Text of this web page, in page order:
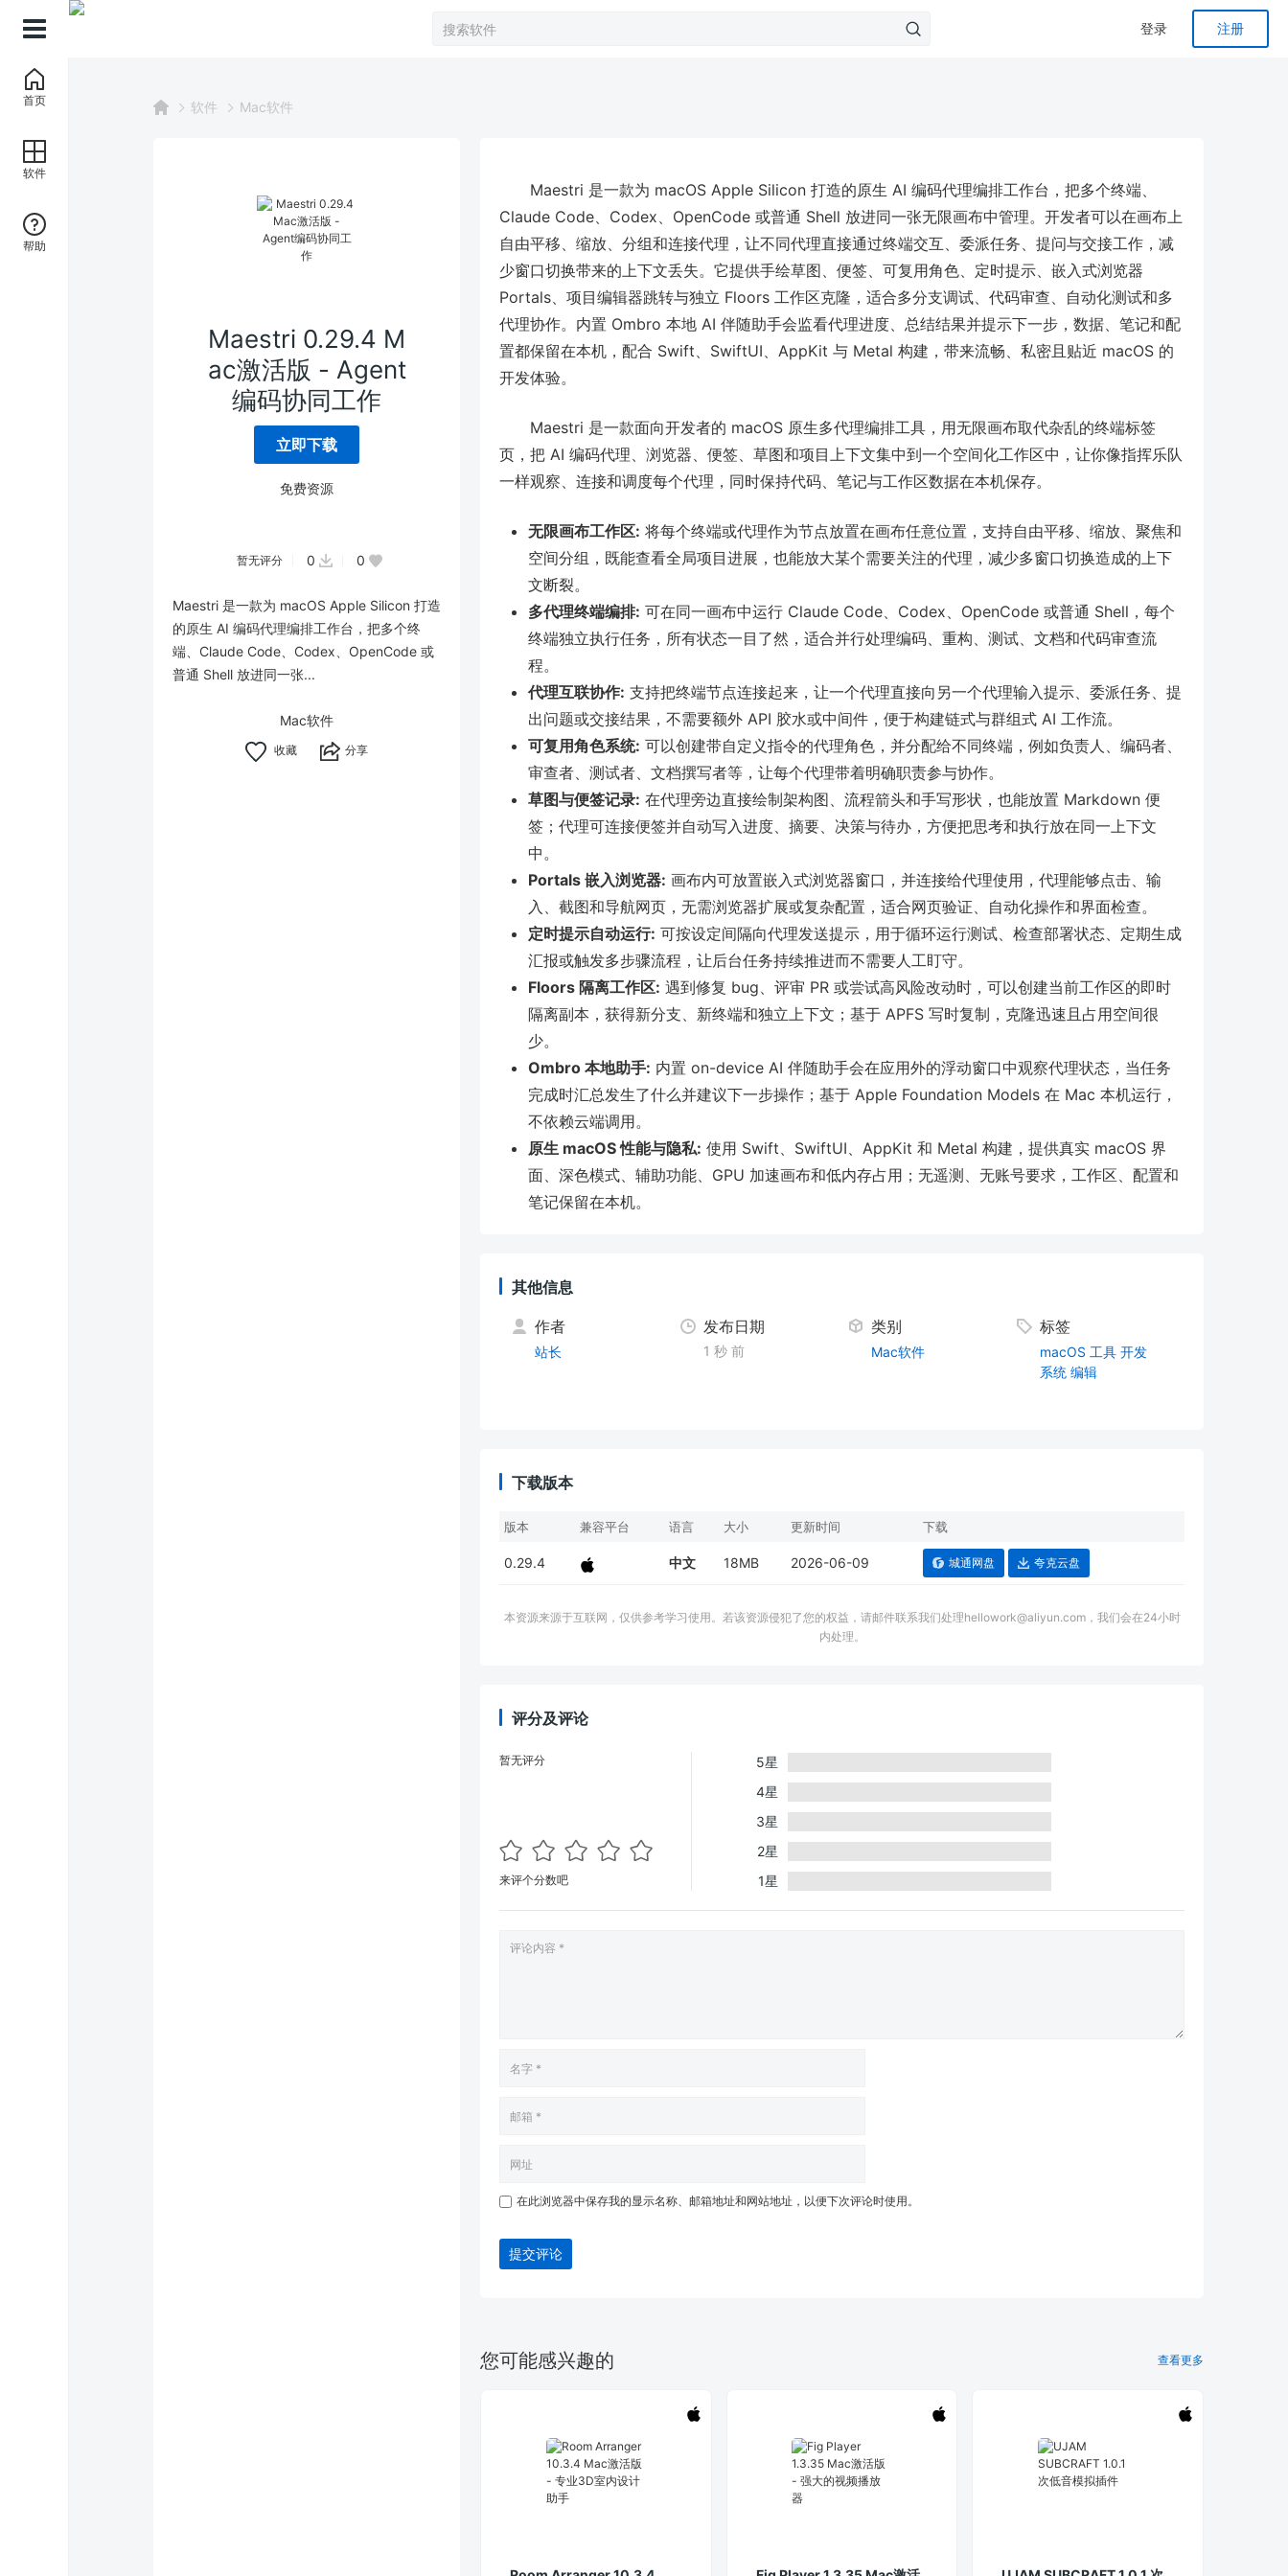
登录 注册
软件 Mac软件
Maestri 0.29.4 M
ac激活版 - Agent
编码协同工作
立即下载
免费资源
暂无评分 0 0
Maestri 是一款为 macOS Apple Silicon 打造
的原生 AI 编码代理编排工作台，把多个终
端、Claude Code、Codex、OpenCode 或
普通 Shell 放进同一张...
Mac软件
分享
Maestri 是一款为 macOS Apple Silicon 打造的原生 AI 编码代理编排工作台，把多个终端、
Claude Code、Codex、OpenCode 或普通 Shell 放进同一张无限画布中管理。开发者可以在画布上
自由平移、缩放、分组和连接代理，让不同代理直接通过终端交互、委派任务、提问与交接工作，减
少窗口切换带来的上下文丢失。它提供手绘草图、便签、可复用角色、定时提示、嵌入式浏览器
Portals、项目编辑器跳转与独立 Floors 工作区克隆，适合多分支调试、代码审查、自动化测试和多
代理协作。内置 Ombro 本地 AI 伴随助手会监看代理进度、总结结果并提示下一步，数据、笔记和配
置都保留在本机，配合 Swift、SwiftUI、AppKit 与 Metal 构建，带来流畅、私密且贴近 macOS 的
开发体验。
Maestri 是一款面向开发者的 macOS 原生多代理编排工具，用无限画布取代杂乱的终端标签
页，把 AI 编码代理、浏览器、便签、草图和项目上下文集中到一个空间化工作区中，让你像指挥乐队
一样观察、连接和调度每个代理，同时保持代码、笔记与工作区数据在本机保存。
无限画布工作区: 将每个终端或代理作为节点放置在画布任意位置，支持自由平移、缩放、聚焦和
空间分组，既能查看全局项目进展，也能放大某个需要关注的代理，减少多窗口切换造成的上下
文断裂。
多代理终端编排: 可在同一画布中运行 Claude Code、Codex、OpenCode 或普通 Shell，每个
终端独立执行任务，所有状态一目了然，适合并行处理编码、重构、测试、文档和代码审查流
程。
代理互联协作: 支持把终端节点连接起来，让一个代理直接向另一个代理输入提示、委派任务、提
出问题或交接结果，不需要额外 API 胶水或中间件，便于构建链式与群组式 AI 工作流。
可复用角色系统: 可以创建带自定义指令的代理角色，并分配给不同终端，例如负责人、编码者、
审查者、测试者、文档撰写者等，让每个代理带着明确职责参与协作。
草图与便签记录: 在代理旁边直接绘制架构图、流程箭头和手写形状，也能放置 Markdown 便
签；代理可连接便签并自动写入进度、摘要、决策与待办，方便把思考和执行放在同一上下文
中。
Portals 嵌入浏览器: 画布内可放置嵌入式浏览器窗口，并连接给代理使用，代理能够点击、输
入、截图和导航网页，无需浏览器扩展或复杂配置，适合网页验证、自动化操作和界面检查。
定时提示自动运行: 可按设定间隔向代理发送提示，用于循环运行测试、检查部署状态、定期生成
汇报或触发多步骤流程，让后台任务持续推进而不需要人工盯守。
Floors 隔离工作区: 遇到修复 bug、评审 PR 或尝试高风险改动时，可以创建当前工作区的即时
隔离副本，获得新分支、新终端和独立上下文；基于 APFS 写时复制，克隆迅速且占用空间很
少。
Ombro 本地助手: 内置 on-device AI 伴随助手会在应用外的浮动窗口中观察代理状态，当任务
完成时汇总发生了什么并建议下一步操作；基于 Apple Foundation Models 在 Mac 本机运行，
不依赖云端调用。
原生 macOS 性能与隐私: 使用 Swift、SwiftUI、AppKit 和 Metal 构建，提供真实 macOS 界
面、深色模式、辅助功能、GPU 加速画布和低内存占用；无遥测、无账号要求，工作区、配置和
笔记保留在本机。
其他信息
作者
站长
发布日期
1 秒 前
类别
Mac软件
标签
macOS 工具 开发
系统 编辑
下载版本
版本 兼容平台 语言 大小 更新时间 下载
0.29.4 中文 18MB 2026-06-09 城通网盘 夸克云盘
本资源来源于互联网，仅供参考学习使用。若该资源侵犯了您的权益，请邮件联系我们处理hellowork@aliyun.com，我们会在24小时
内处理。
评分及评论
暂无评分
来评个分数吧
5星
4星
3星
2星
1星
在此浏览器中保存我的显示名称、邮箱地址和网站地址，以便下次评论时使用。
提交评论
您可能感兴趣的 查看更多
首页
软件
帮助